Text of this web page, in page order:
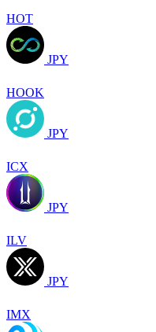
HOT
JPY
HOOK
JPY
ICX
JPY
ILV
JPY
IMX